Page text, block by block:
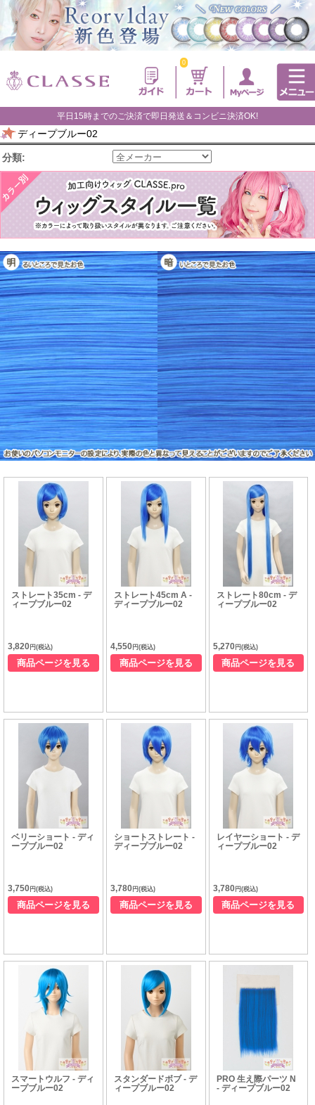
0
平日15時までのご決済で即日発送＆コンビニ決済OK!
ディープブルー02
分類:
ストレート35cm - デ
ィープブルー02
3,820 円(税込)
商品ページを見る
ストレート45cm A -
ディープブルー02
4,550円(税込)
商品ページを見る
ストレート80cm - デ
ィープブルー02
5,270円(税込)
商品ページを見る
ベリーショート - ディ
ープブルー02
3,750 円(税込)
商品ページを見る
ショートストレート -
ディープブルー02
3,780円(税込)
商品ページを見る
レイヤーショート - デ
ィープブルー02
3,780円(税込)
商品ページを見る
スマートウルフ - ディ
ープブルー02
スタンダードボブ - デ
ィープブルー02
PRO 生え際パーツ N
- ディープブルー02